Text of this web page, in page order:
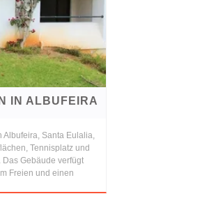
IN ALBUFEIRA
Albufeira, Santa Eulalia,
Tennisplatz und
Das Gebäude verfügt
Freien und einen